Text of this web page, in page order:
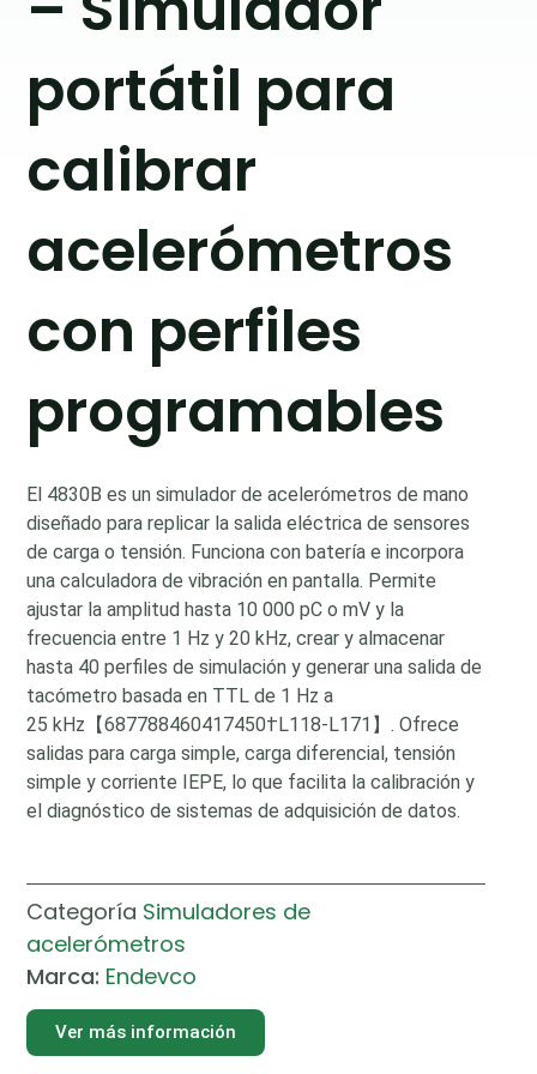
portátil para
calibrar
acelerómetros
con perfiles
programables
El 4830B es un simulador de acelerómetros de mano
diseñado para replicar la salida eléctrica de sensores
de carga o tensión. Funciona con batería e incorpora
una calculadora de vibración en pantalla. Permite
ajustar la amplitud hasta 10 000 pC o mV y la
frecuencia entre 1 Hz y 20 kHz, crear y almacenar
hasta 40 perfiles de simulación y generar una salida de
tacómetro basada en TTL de 1 Hz a
25 kHz【687788460417450†L118-L171】. Ofrece
salidas para carga simple, carga diferencial, tensión
simple y corriente IEPE, lo que facilita la calibración y
el diagnóstico de sistemas de adquisición de datos.
Categoría Simuladores de
acelerómetros
Marca: Endevco
Ver más información